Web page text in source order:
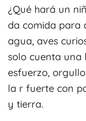
¿Qué hará un
da comida para
agua, aves
solo cuenta una
esfuerzo,
la r fuerte con
y tierra.